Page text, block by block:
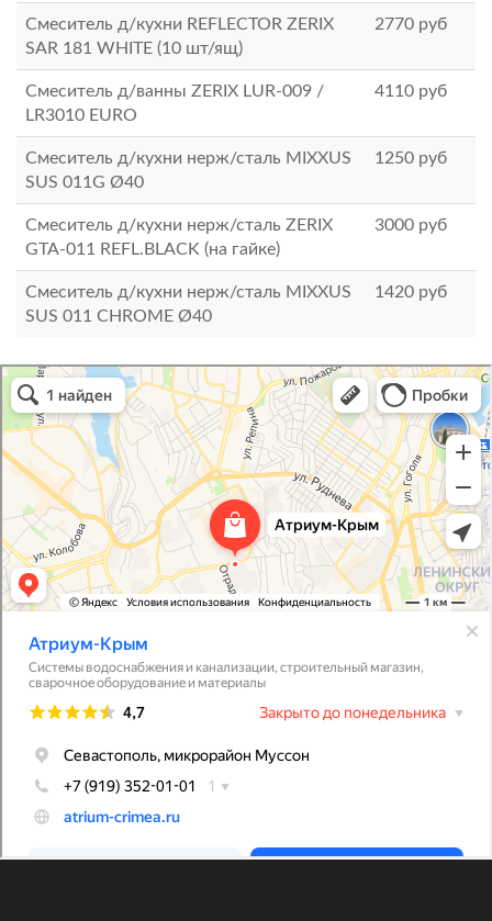
Смеситель д/кухни REFLECTOR ZERIX
SAR 181 WHITE (10 шт/ящ)
2770 руб
Смеситель д/ванны ZERIX LUR-009 /
LR3010 EURO
4110 руб
Смеситель д/кухни нерж/сталь MIXXUS
SUS 011G Ø40
1250 руб
Смеситель д/кухни нерж/сталь ZERIX
GTA-011 REFL.BLACK (на гайке)
3000 руб
Смеситель д/кухни нерж/сталь MIXXUS
SUS 011 CHROME Ø40
1420 руб
Атриум-Крым
Системы водоснабжения, отопления, канализации в Севастополе
Снабжение строительных объектов в Севастополе